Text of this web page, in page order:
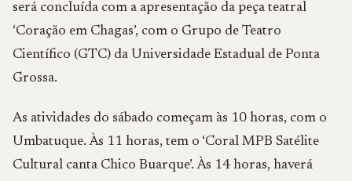
será concluída com a apresentação da peça teatral
‘Coração em Chagas’, com o Grupo de Teatro
Científico (GTC) da Universidade Estadual de Ponta
Grossa.
As atividades do sábado começam às 10 horas, com o
Umbatuque. Às 11 horas, tem o ‘Coral MPB Satélite
Cultural canta Chico Buarque’. Às 14 horas, haverá